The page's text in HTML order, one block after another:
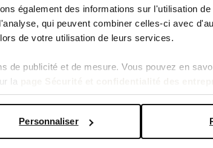
également des informations sur l'utilisation
qui peuvent combiner celles-ci avec
de votre utilisation de leurs services.
de publicité et de mesure. Vous pouvez en
la
Personnaliser